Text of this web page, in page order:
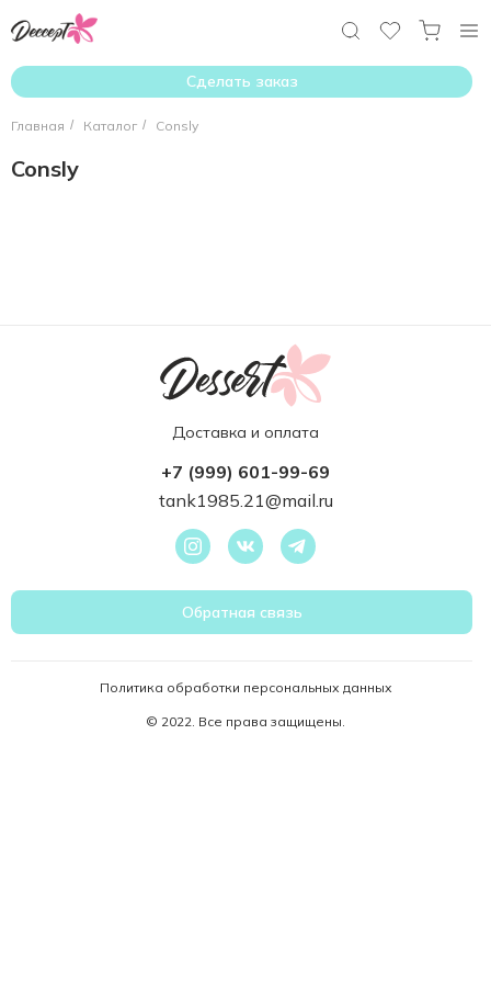
Сделать заказ
Главная / Каталог / Consly
Consly
Доставка и оплата
© 2022. Все права защищены.
Политика обработки персональных данных
+7 (999) 601-99-69
tank1985.21@mail.ru
Обратная связь